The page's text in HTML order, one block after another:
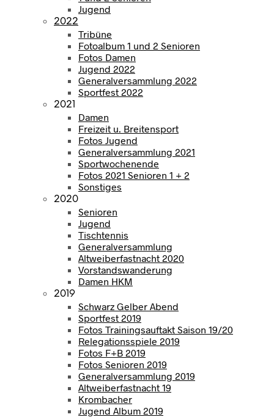
Jugend
2022
Tribüne
Fotoalbum 1 und 2 Senioren
Fotos Damen
Jugend 2022
Generalversammlung 2022
Sportfest 2022
2021
Damen
Freizeit u. Breitensport
Fotos Jugend
Generalversammlung 2021
Sportwochenende
Fotos 2021 Senioren 1 + 2
Sonstiges
2020
Senioren
Jugend
Tischtennis
Generalversammlung
Altweiberfastnacht 2020
Vorstandswanderung
Damen HKM
2019
Schwarz Gelber Abend
Sportfest 2019
Fotos Trainingsauftakt Saison 19/20
Relegationsspiele 2019
Fotos F+B 2019
Fotos Senioren 2019
Generalversammlung 2019
Altweiberfastnacht 19
Krombacher
Jugend Album 2019